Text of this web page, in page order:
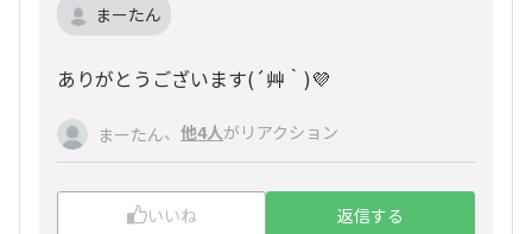
まーたん
ありがとうございます( ´艸｀ )💜
まーたん、 他4人がリアクション
いいね 返信する